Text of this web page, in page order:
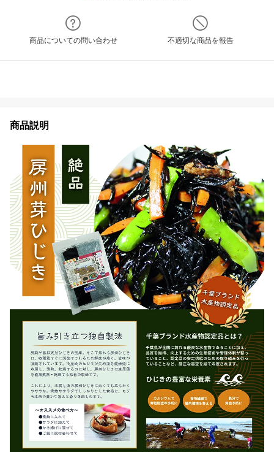
商品についての問い合わせ 不適切な商品を報告
商品説明